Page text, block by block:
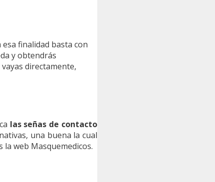
esa finalidad basta con
y obtendrás
directamente,
las señas de contacto
una buena la cual
web Masquemedicos.